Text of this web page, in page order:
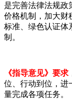
是完善法律法规政
价格机制，加大财
标准、绿色认证体
制。
《指导意见》要求
位、行动到位，进
量完成各项任务。